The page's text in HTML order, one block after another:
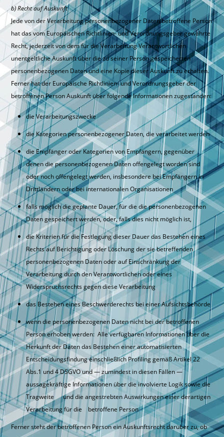
b) Recht auf Auskunft
Jede von der Verarbeitung personenbezogener Daten betroffene Person
hat das vom Europäischen Richtlinien- und Verordnungsgeber gewährte
Recht, jederzeit von dem für die Verarbeitung Verantwortlichen
unentgeltliche Auskunft über die zu seiner Person gespeicherten
personenbezogenen Daten und eine Kopie dieser Auskunft zu erhalten.
Ferner hat der Europäische Richtlinien- und Verordnungsgeber der
betroffenen Person Auskunft über folgende Informationen zugestanden:
die Verarbeitungszwecke
die Kategorien personenbezogener Daten, die verarbeitet werden
die Empfänger oder Kategorien von Empfängern, gegenüber
denen die personenbezogenen Daten offengelegt worden sind
oder noch offengelegt werden, insbesondere bei Empfängern in
Drittländern oder bei internationalen Organisationen
falls möglich die geplante Dauer, für die die personenbezogenen
Daten gespeichert werden, oder, falls dies nicht möglich ist,
die Kriterien für die Festlegung dieser Dauer das Bestehen eines
Rechts auf Berichtigung oder Löschung der sie betreffenden
personenbezogenen Daten oder auf Einschränkung der
Verarbeitung durch den Verantwortlichen oder eines
Widerspruchsrechts gegen diese Verarbeitung
das Bestehen eines Beschwerderechts bei einer Aufsichtsbehörde
wenn die personenbezogenen Daten nicht bei der betroffenen
Person erhoben werden: Alle verfügbaren Informationen über die
Herkunft der Daten das Bestehen einer automatisierten
Entscheidungsfindung einschließlich Profiling gemäß Artikel 22
Abs.1 und 4 DSGVO und — zumindest in diesen Fällen —
aussagekräftige Informationen über die involvierte Logik sowie die
Tragweite und die angestrebten Auswirkungen einer derartigen
Verarbeitung für die betroffene Person
Ferner steht der betroffenen Person ein Auskunftsrecht darüber zu, ob